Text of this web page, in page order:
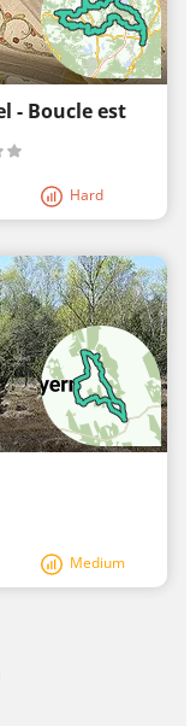
- Boucle est
Hard
Medium